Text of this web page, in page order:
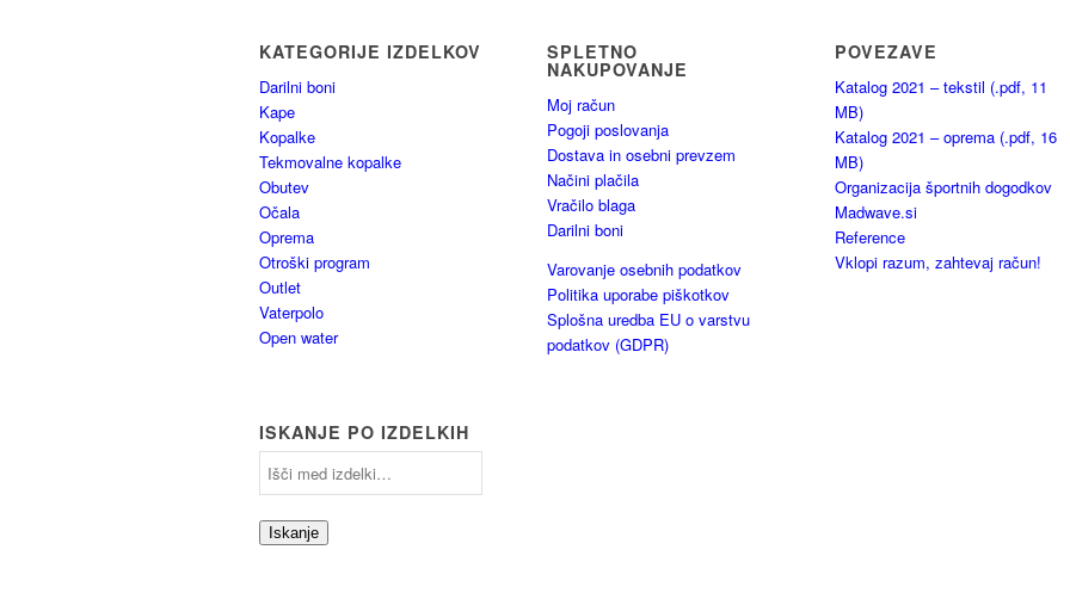
KATEGORIJE IZDELKOV
Darilni boni
Kape
Kopalke
Tekmovalne kopalke
Obutev
Očala
Oprema
Otroški program
Outlet
Vaterpolo
Open water
ISKANJE PO IZDELKIH
Iskanje
SPLETNO
NAKUPOVANJE
Moj račun
Pogoji poslovanja
Dostava in osebni prevzem
Načini plačila
Vračilo blaga
Darilni boni
Varovanje osebnih podatkov
Politika uporabe piškotkov
Splošna uredba EU o varstvu
podatkov (GDPR)
POVEZAVE
Katalog 2021 – tekstil (.pdf, 11
MB)
Katalog 2021 – oprema (.pdf, 16
MB)
Organizacija športnih dogodkov
Madwave.si
Reference
Vklopi razum, zahtevaj račun!